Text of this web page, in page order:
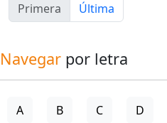
Primera Última
Navegar por letra
A B C D